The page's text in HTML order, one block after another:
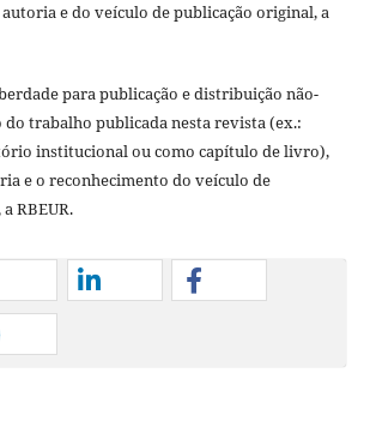
e do veículo de publicação original, a
para publicação e distribuição não-
do trabalho publicada nesta revista (ex.:
institucional ou como capítulo de livro),
e o reconhecimento do veículo de
RBEUR.